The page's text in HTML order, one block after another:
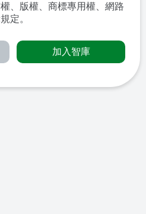
、版權、商標專用權、網路
定。
加入智庫